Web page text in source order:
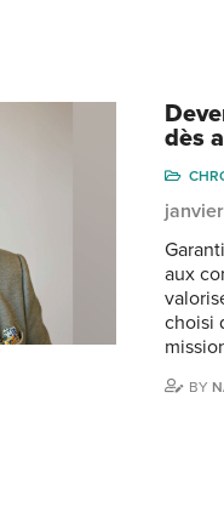
dès
aux
choisi
BY